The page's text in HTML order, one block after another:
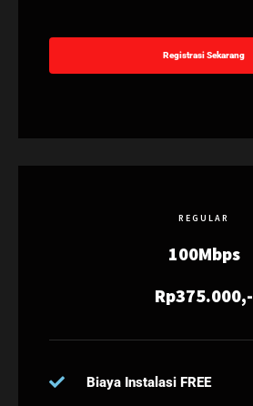
Registrasi Sekarang
REGULAR
100Mbps
Rp375.000,-
Biaya Instalasi FREE